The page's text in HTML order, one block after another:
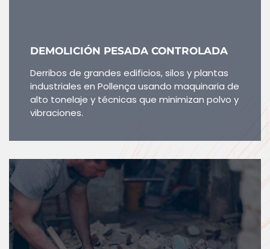
DEMOLICIÓN PESADA CONTROLADA
Derribos de grandes edificios, silos y plantas
industriales en Pollença usando maquinaria de
alto tonelaje y técnicas que minimizan polvo y
vibraciones.